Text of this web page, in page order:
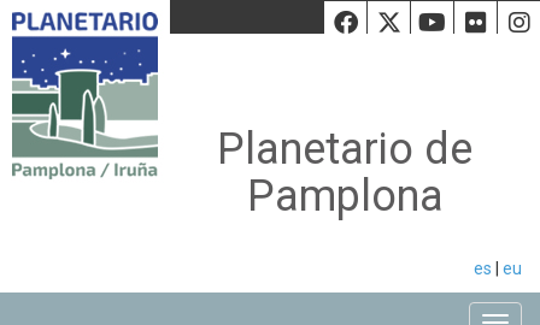
Facebook
Twiiter
Planetario de
Pamplona
es eu